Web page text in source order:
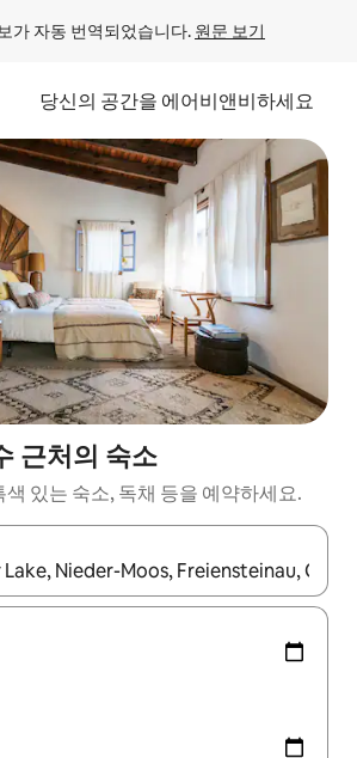
가 자동 번역되었습니다. 원문 보기
당신의 공간을 에어비앤비하세요
근처의 숙소
있는 숙소, 독채 등을 예약하세요.
래 화살표 키를 사용하거나 터치 또는 스와이